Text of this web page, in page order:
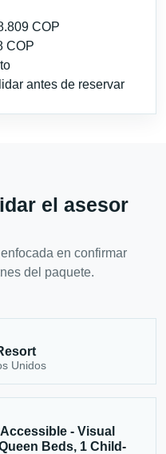
COP
COP
antes de reservar
el asesor
en confirmar
del paquete.
Unidos
- Visual
Beds, 1 Child-